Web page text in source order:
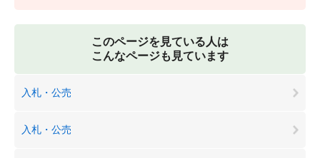
このページを見ている人は
こんなページも見ています
入札・公売
入札・公売